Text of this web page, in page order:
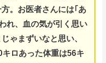
。 お医者さんには｢あ
れ、血の気が引く思い
ゃまずいなと思い、
キロあった体重は56キ